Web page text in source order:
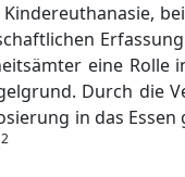
eine
Durch
in das
2